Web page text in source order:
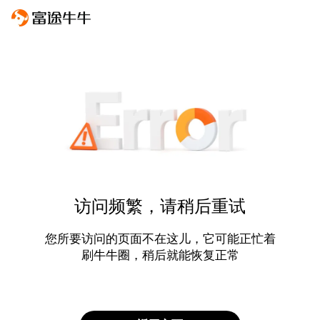
访问频繁，请稍后重试
您所要访问的页面不在这儿，它可能正忙着
刷牛牛圈，稍后就能恢复正常